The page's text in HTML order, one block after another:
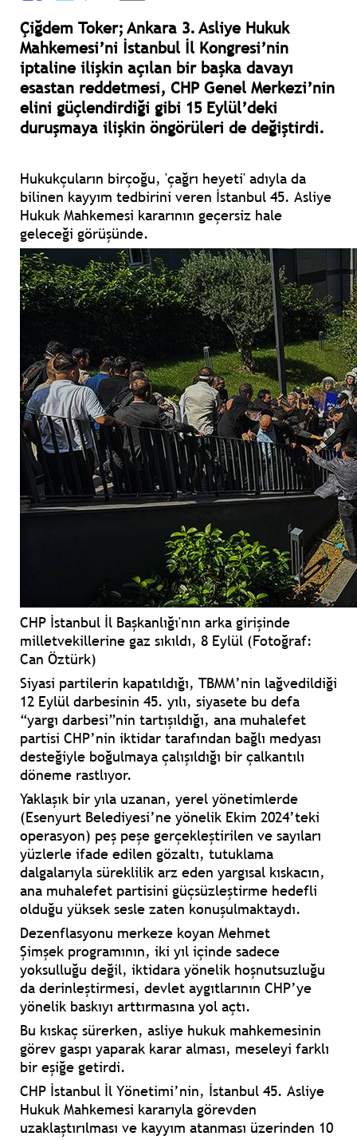
Çiğdem Toker; Ankara 3. Asliye Hukuk
Mahkemesi’ni İstanbul İl Kongresi’nin
iptaline ilişkin açılan bir başka davayı
esastan reddetmesi, CHP Genel Merkezi’nin
elini güçlendirdiği gibi 15 Eylül’deki
duruşmaya ilişkin öngörüleri de değiştirdi.
Hukukçuların birçoğu, 'çağrı heyeti' adıyla da
bilinen kayyım tedbirini veren İstanbul 45. Asliye
Hukuk Mahkemesi kararının geçersiz hale
geleceği görüşünde.
CHP İstanbul İl Başkanlığı'nın arka girişinde
milletvekillerine gaz sıkıldı, 8 Eylül (Fotoğraf:
Can Öztürk)
Siyasi partilerin kapatıldığı, TBMM’nin lağvedildiği
12 Eylül darbesinin 45. yılı, siyasete bu defa
“yargı darbesi”nin tartışıldığı, ana muhalefet
partisi CHP’nin iktidar tarafından bağlı medyası
desteğiyle boğulmaya çalışıldığı bir çalkantılı
döneme rastlıyor.
Yaklaşık bir yıla uzanan, yerel yönetimlerde
(Esenyurt Belediyesi’ne yönelik Ekim 2024’teki
operasyon) peş peşe gerçekleştirilen ve sayıları
yüzlerle ifade edilen gözaltı, tutuklama
dalgalarıyla süreklilik arz eden yargısal kıskacın,
ana muhalefet partisini güçsüzleştirme hedefli
olduğu yüksek sesle zaten konuşulmaktaydı.
Dezenflasyonu merkeze koyan Mehmet
Şimşek programının, iki yıl içinde sadece
yoksulluğu değil, iktidara yönelik hoşnutsuzluğu
da derinleştirmesi, devlet aygıtlarının CHP’ye
yönelik baskıyı arttırmasına yol açtı.
Bu kıskaç sürerken, asliye hukuk mahkemesinin
görev gaspı yaparak karar alması, meseleyi farklı
bir eşiğe getirdi.
CHP İstanbul İl Yönetimi’nin, İstanbul 45. Asliye
Hukuk Mahkemesi kararıyla görevden
uzaklaştırılması ve kayyım atanması üzerinden 10